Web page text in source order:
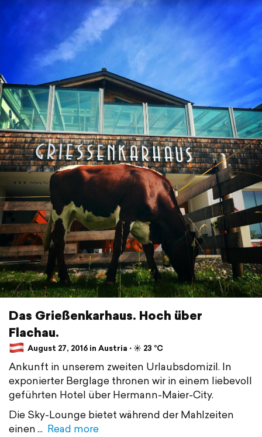
Das Grießenkarhaus. Hoch über
Flachau.
August 27, 2016 in Austria ⋅ ☀️ 23 °C
Ankunft in unserem zweiten Urlaubsdomizil. In
exponierter Berglage thronen wir in einem liebevoll
geführten Hotel über Hermann-Maier-City.
Die Sky-Lounge bietet während der Mahlzeiten
einen
Read more